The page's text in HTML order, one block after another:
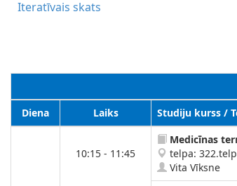
Iteratīvais skats
Diena
Laiks Studiju kurss /
10:15 - 11:45
Medicīnas
telpa:
Vita Vīksne